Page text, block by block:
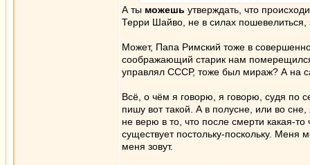
А ты можешь утверждать, что
Терри Шайво, не в силах
Может, Папа Римский тоже в
соображающий старик нам
управлял СССР, тоже был мираж? А на
Всё, о чём я говорю, я говорю, судя по
пишу вот такой. А в полусне, или во
не верю в то, что после смерти какая-
существует постольку-поскольку. Меня
меня зовут.